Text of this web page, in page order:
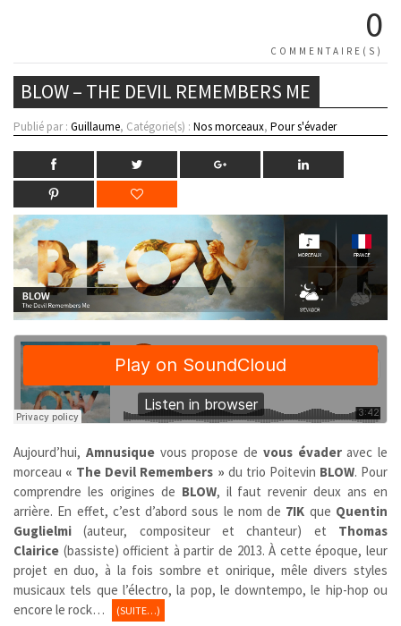
0
COMMENTAIRE(S)
BLOW – THE DEVIL REMEMBERS ME
Publié par : Guillaume, Catégorie(s) : Nos morceaux, Pour s'évader
Aujourd’hui, Amnusiquevous propose de vous évaderavec le
morceau « The Devil Remembers » du trio Poitevin BLOW. Pour
comprendre les origines de BLOW, il faut revenir deux ans en
arrière. En effet, c’est d’abord sous le nom de 7IK que Quentin
Guglielmi (auteur, compositeur et chanteur) et Thomas
Clairice (bassiste) officient à partir de 2013. À cette époque, leur
projet en duo, à la fois sombre et onirique, mêle divers styles
musicaux tels que l’électro, la pop, le downtempo, le hip-hop ou
encore le rock…
(SUITE…)